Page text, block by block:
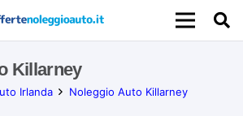
Killarney
Irlanda Noleggio Auto Killarney